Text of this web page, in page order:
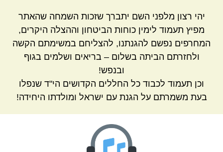
יהי רצון מלפני השם יתברך שזכות השמחה שהאתר
מפיץ תעמוד לימין כוחות הביטחון וההצלה היקרים,
המחרפים נפשם להגנתנו, להצליחם במשימתם הקשה
ולחזרתם הביתה בשלום – בריאים ושלמים בגוף
ובנפש!
וכן תעמוד לכבוד כל החללים הקדושים הי"ד שנפלו
בעת משמרתם על הגנת עם ישראל ומולדתו היחידה!